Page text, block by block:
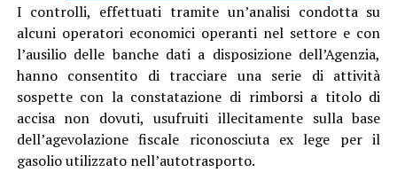
I controlli, effettuati tramite un’analisi condotta su
alcuni operatori economici operanti nel settore e con
l’ausilio delle banche dati a disposizione dell’Agenzia,
hanno consentito di tracciare una serie di attività
sospette con la constatazione di rimborsi a titolo di
accisa non dovuti, usufruiti illecitamente sulla base
dell’agevolazione fiscale riconosciuta ex lege per il
gasolio utilizzato nell’autotrasporto.